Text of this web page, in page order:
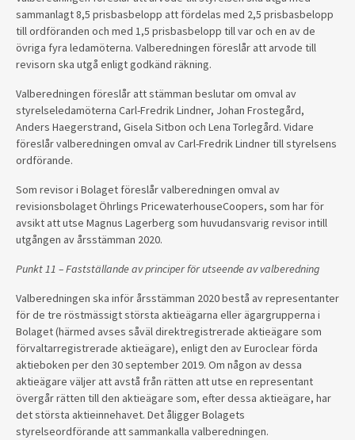
sammanlagt 8,5 prisbasbelopp att fördelas med 2,5 prisbasbelopp
till ordföranden och med 1,5 prisbasbelopp till var och en av de
övriga fyra ledamöterna. Valberedningen föreslår att arvode till
revisorn ska utgå enligt godkänd räkning.
Valberedningen föreslår att stämman beslutar om omval av
styrelseledamöterna Carl-Fredrik Lindner, Johan Frostegård,
Anders Haegerstrand, Gisela Sitbon och Lena Torlegård. Vidare
föreslår valberedningen omval av Carl-Fredrik Lindner till styrelsens
ordförande.
Som revisor i Bolaget föreslår valberedningen omval av
revisionsbolaget Öhrlings PricewaterhouseCoopers, som har för
avsikt att utse Magnus Lagerberg som huvudansvarig revisor intill
utgången av årsstämman 2020.
Punkt 11 – Fastställande av principer för utseende av valberedning
Valberedningen ska inför årsstämman 2020 bestå av representanter
för de tre röstmässigt största aktieägarna eller ägargrupperna i
Bolaget (härmed avses såväl direktregistrerade aktieägare som
förvaltarregistrerade aktieägare), enligt den av Euroclear förda
aktieboken per den 30 september 2019. Om någon av dessa
aktieägare väljer att avstå från rätten att utse en representant
övergår rätten till den aktieägare som, efter dessa aktieägare, har
det största aktieinnehavet. Det åligger Bolagets
styrelseordförande att sammankalla valberedningen.